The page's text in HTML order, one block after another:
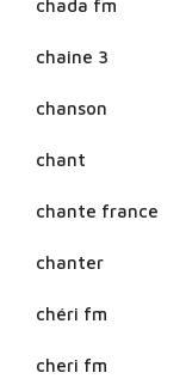
chada fm
chaine 3
chanson
chant
chante france
chanter
chéri fm
cheri fm